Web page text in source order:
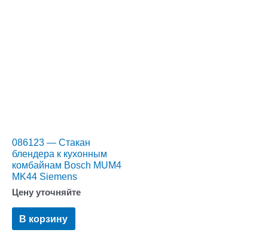
086123 — Стакан
блендера к кухонным
комбайнам Bosch MUM4
MK44 Siemens
Цену уточняйте
В корзину